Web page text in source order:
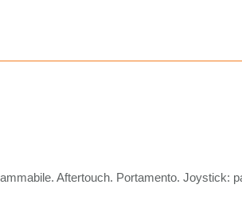
Aftertouch. Portamento. Joystick: